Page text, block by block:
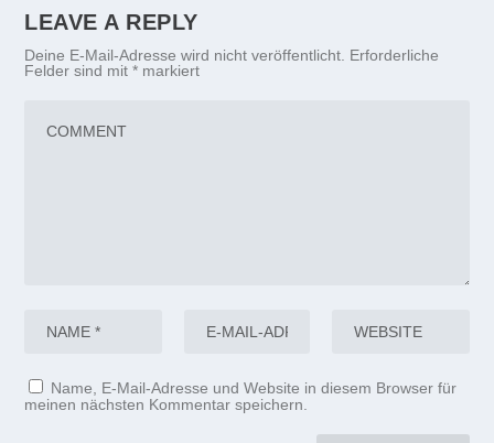
LEAVE A REPLY
Deine E-Mail-Adresse wird nicht veröffentlicht. Erforderliche
Felder sind mit* markiert
Name, E-Mail-Adresse und Website in diesem Browser für
meinen nächsten Kommentar speichern.